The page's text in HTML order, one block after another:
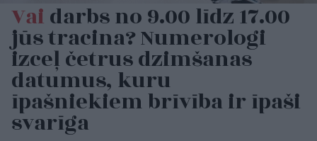
Vaidarbs no 9.00 līdz 17.00
jūs tracina? Numerologi
izceļ četrus dzimšanas
datumus, kuru
īpašniekiem brīvība ir īpaši
svarīga